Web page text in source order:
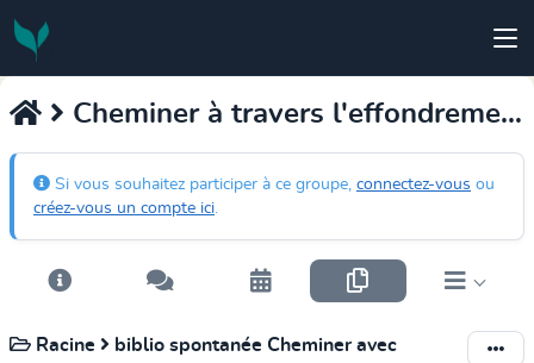
Cheminer à travers l'effondrement
Si vous souhaitez participer à ce groupe, connectez-vous ou
créez-vous un compte ici.
Racine
biblio spontanée Cheminer avec